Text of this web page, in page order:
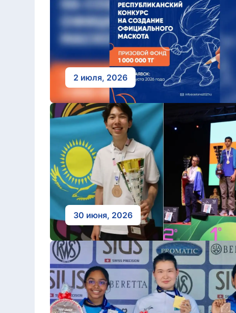
2 июля, 2026
30 июня, 2026